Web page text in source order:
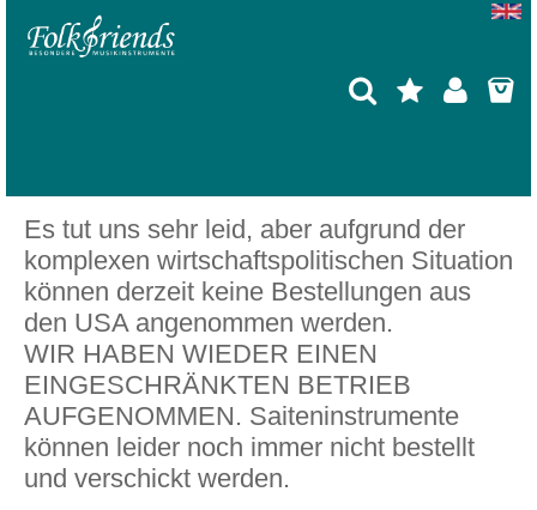
Es tut uns sehr leid, aber aufgrund der
komplexen wirtschaftspolitischen Situation
können derzeit keine Bestellungen aus
den USA angenommen werden.
WIR HABEN WIEDER EINEN
EINGESCHRÄNKTEN BETRIEB
AUFGENOMMEN. Saiteninstrumente
können leider noch immer nicht bestellt
und verschickt werden.